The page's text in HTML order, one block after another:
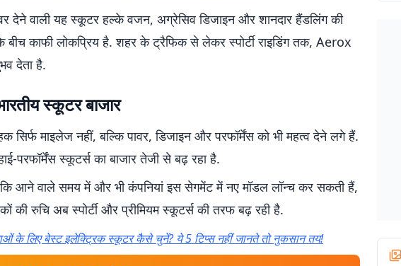
देने वाली यह स्कूटर हल्के वजन, अग्रेसिव डिजाइन और शानदार हैंडलिंग की
काफी लोकप्रिय है. शहर के ट्रैफिक से लेकर स्पोर्टी राइडिंग तक, Aerox
देता है.
स्कूटर बाजार
सिर्फ माइलेज नहीं, बल्कि पावर, डिजाइन और परफॉर्मेंस को भी महत्व देने लगे हैं.
परफॉर्मेंस स्कूटर्स का बाजार तेजी से बढ़ रहा है.
कि आने वाले समय में और भी कंपनियां इस सेगमेंट में नए मॉडल लॉन्च कर सकती हैं,
की रुचि अब स्पोर्टी और प्रीमियम स्कूटर्स की तरफ बढ़ रही है.
के लिए बेस्ट इलेक्ट्रिक स्कूटर कैसे चुनें? ये 5 टिप्स नहीं जानते तो नुकसान तय!